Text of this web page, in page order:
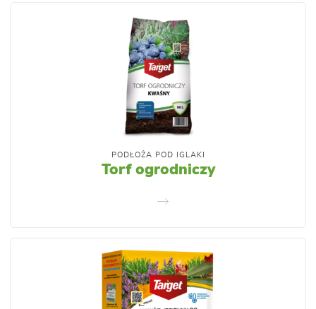
PODŁOŻA POD IGLAKI
Torf ogrodniczy